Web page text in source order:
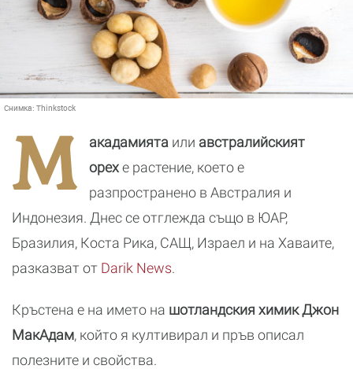
Снимка: Thinkstock
М акадамията или австралийският
орехе растение, което е
разпространено в Австралия и
Индонезия. Днес се отглежда също в ЮАР,
Бразилия, Коста Рика, САЩ, Израел и на Хаваите,
разказват от Darik News.
Кръстена е на името на шотландския химик Джон
МакАдам, който я култивирал и пръв описал
полезните и свойства.